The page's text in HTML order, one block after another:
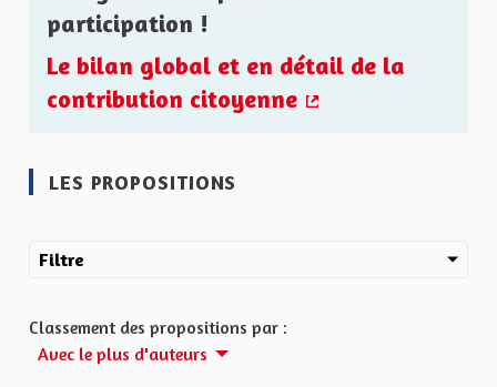
participation !
Le bilan global et en détail de la
contribution citoyenne
LES PROPOSITIONS
Filtre
Classement des propositions par :
Avec le plus d'auteurs